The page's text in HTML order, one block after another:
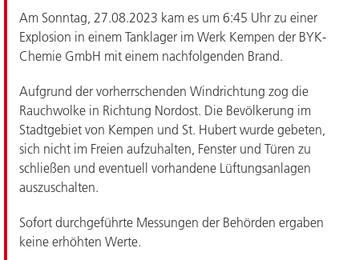
Am Sonntag, 27.08.2023 kam es um 6:45 Uhr zu einer
Explosion in einem Tanklager im Werk Kempen der BYK-
Chemie GmbH mit einem nachfolgenden Brand.
Aufgrund der vorherrschenden Windrichtung zog die
Rauchwolke in Richtung Nordost. Die Bevölkerung im
Stadtgebiet von Kempen und St. Hubert wurde gebeten,
sich nicht im Freien aufzuhalten, Fenster und Türen zu
schließen und eventuell vorhandene Lüftungsanlagen
auszuschalten.
Sofort durchgeführte Messungen der Behörden ergaben
keine erhöhten Werte.